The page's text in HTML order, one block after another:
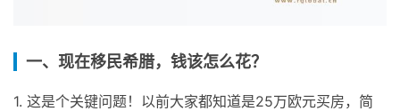
一、现在移民希腊，钱该怎么花？
1. 这是个关键问题！以前大家都知道是25万欧元买房，简